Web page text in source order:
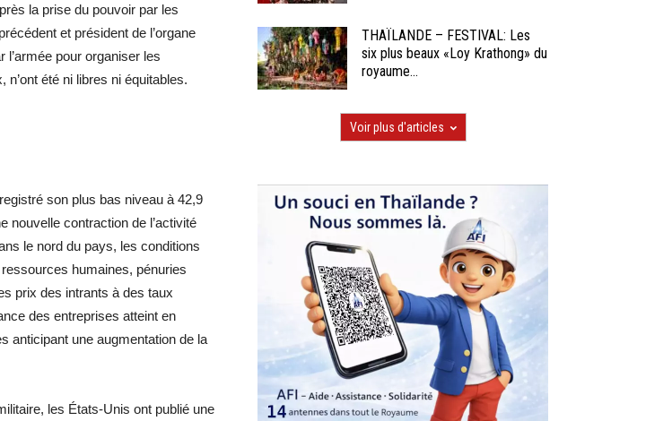
la prise du pouvoir par les
et président de l’organe
pour organiser les
été ni libres ni équitables.
son plus bas niveau à 42,9
nouvelle contraction de l’activité
le nord du pays, les conditions
humaines, pénuries
prix des intrants à des taux
des entreprises atteint en
anticipant une augmentation de la
les États-Unis ont publié une
THAÏLANDE – FESTIVAL: Les
six plus beaux «Loy Krathong» du
royaume...
Voir plus d'articles